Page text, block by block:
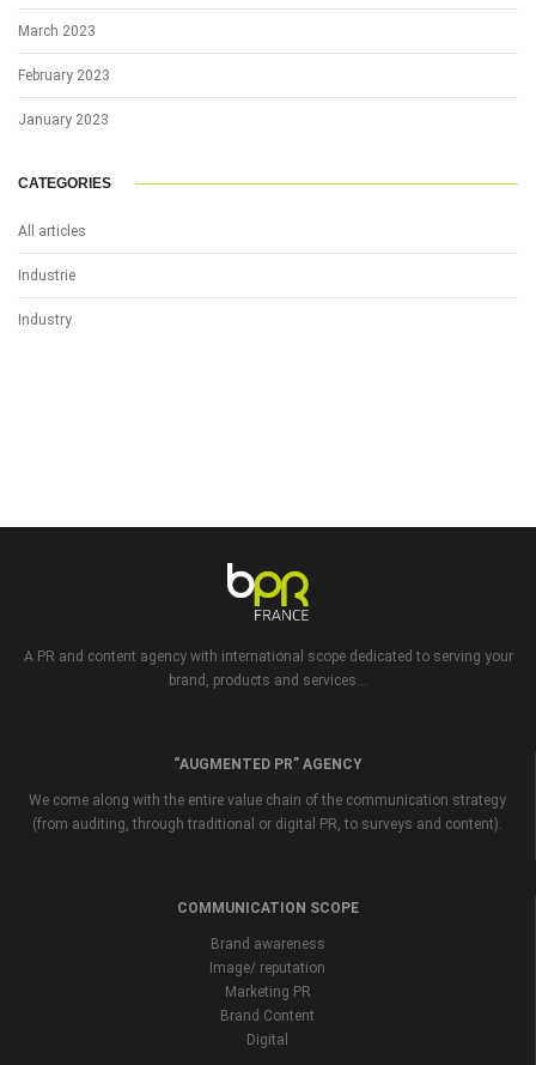
March 2023
February 2023
January 2023
CATEGORIES
All articles
Industrie
Industry
A PR and content agency with international scope dedicated to serving your
brand, products and services...
“AUGMENTED PR” AGENCY
We come along with the entire value chain of the communication strategy
(from auditing, through traditional or digital PR, to surveys and content).
COMMUNICATION SCOPE
Brand awareness
Image/ reputation
Marketing PR
Brand Content
Digital